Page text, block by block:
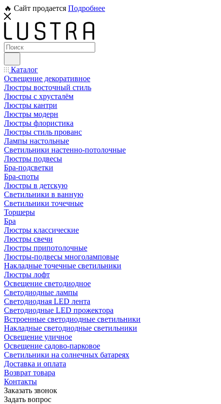
🔥 Сайт продается Подробнее
Каталог
Освещение декоративное
Люстры восточный стиль
Люстры с хрусталём
Люстры кантри
Люстры модерн
Люстры флористика
Люстры стиль прованс
Лампы настольные
Светильники настенно-потолочные
Люстры подвесы
Бра-подсветки
Бра-споты
Люстры в детскую
Светильники в ванную
Светильники точечные
Торшеры
Бра
Люстры классические
Люстры свечи
Люстры припотолочные
Люстры-подвесы многоламповые
Накладные точечные светильники
Люстры лофт
Освещение светодиодное
Светодиодные лампы
Светодиодная LED лента
Светодиодные LED прожектора
Встроенные светодиодные светильники
Накладные светодиодные светильники
Освещение уличное
Освещение садово-парковое
Светильники на солнечных батареях
Доставка и оплата
Возврат товара
Контакты
Заказать звонок
Задать вопрос